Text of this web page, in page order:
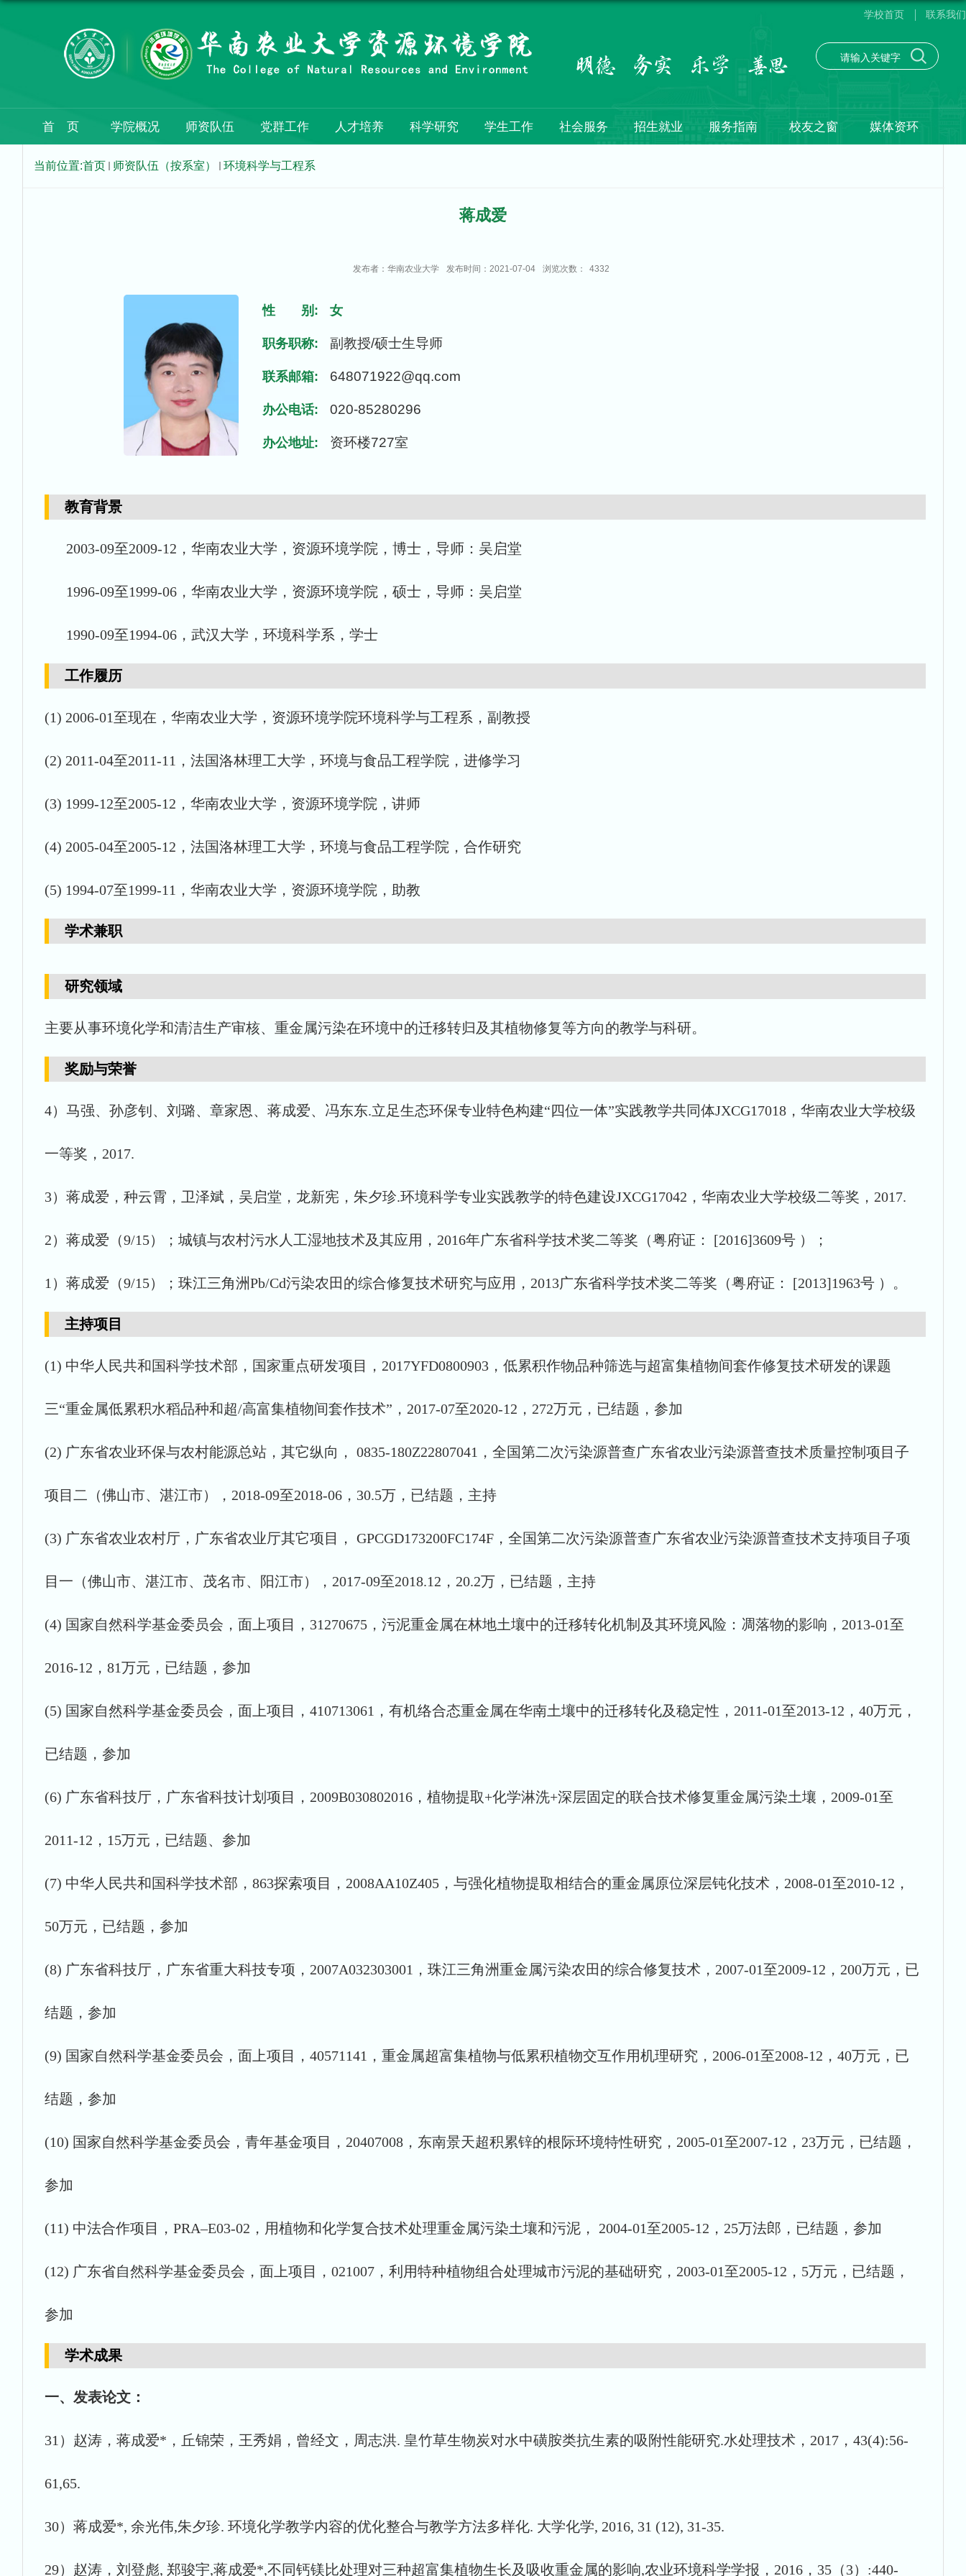
学校首页 联系我们
首 页 学院概况 师资队伍 党群工作 人才培养 科学研究 学生工作 社会服务 招生就业 服务指南 校友之窗 媒体资环
当前位置:首页 师资队伍（按系室） 环境科学与工程系
蒋成爱
发布者：华南农业大学 发布时间：2021-07-04 浏览次数： 4332
性 别: 女
职务职称: 副教授/硕士生导师
联系邮箱: 648071922@qq.com
办公电话: 020-85280296
办公地址: 资环楼727室
教育背景
2003-09至2009-12，华南农业大学，资源环境学院，博士，导师：吴启堂
1996-09至1999-06，华南农业大学，资源环境学院，硕士，导师：吴启堂
1990-09至1994-06，武汉大学，环境科学系，学士
工作履历
(1) 2006-01至现在，华南农业大学，资源环境学院环境科学与工程系，副教授
(2) 2011-04至2011-11，法国洛林理工大学，环境与食品工程学院，进修学习
(3) 1999-12至2005-12，华南农业大学，资源环境学院，讲师
(4) 2005-04至2005-12，法国洛林理工大学，环境与食品工程学院，合作研究
(5) 1994-07至1999-11，华南农业大学，资源环境学院，助教
学术兼职
研究领域
主要从事环境化学和清洁生产审核、重金属污染在环境中的迁移转归及其植物修复等方向的教学与科研。
奖励与荣誉
4）马强、孙彦钊、刘璐、章家恩、蒋成爱、冯东东.立足生态环保专业特色构建“四位一体”实践教学共同体JXCG17018，华南农业大学校级
一等奖，2017.
3）蒋成爱，种云霄，卫泽斌，吴启堂，龙新宪，朱夕珍.环境科学专业实践教学的特色建设JXCG17042，华南农业大学校级二等奖，2017.
2）蒋成爱（9/15）；城镇与农村污水人工湿地技术及其应用，2016年广东省科学技术奖二等奖（粤府证： [2016]3609号 ）；
1）蒋成爱（9/15）；珠江三角洲Pb/Cd污染农田的综合修复技术研究与应用，2013广东省科学技术奖二等奖（粤府证： [2013]1963号 ）。
主持项目
(1) 中华人民共和国科学技术部，国家重点研发项目，2017YFD0800903，低累积作物品种筛选与超富集植物间套作修复技术研发的课题
三“重金属低累积水稻品种和超/高富集植物间套作技术”，2017-07至2020-12，272万元，已结题，参加
(2) 广东省农业环保与农村能源总站，其它纵向， 0835-180Z22807041，全国第二次污染源普查广东省农业污染源普查技术质量控制项目子
项目二（佛山市、湛江市），2018-09至2018-06，30.5万，已结题，主持
(3) 广东省农业农村厅，广东省农业厅其它项目， GPCGD173200FC174F，全国第二次污染源普查广东省农业污染源普查技术支持项目子项
目一（佛山市、湛江市、茂名市、阳江市），2017-09至2018.12，20.2万，已结题，主持
(4) 国家自然科学基金委员会，面上项目，31270675，污泥重金属在林地土壤中的迁移转化机制及其环境风险：凋落物的影响，2013-01至
2016-12，81万元，已结题，参加
(5) 国家自然科学基金委员会，面上项目，410713061，有机络合态重金属在华南土壤中的迁移转化及稳定性，2011-01至2013-12，40万元，
已结题，参加
(6) 广东省科技厅，广东省科技计划项目，2009B030802016，植物提取+化学淋洗+深层固定的联合技术修复重金属污染土壤，2009-01至
2011-12，15万元，已结题、参加
(7) 中华人民共和国科学技术部，863探索项目，2008AA10Z405，与强化植物提取相结合的重金属原位深层钝化技术，2008-01至2010-12，
50万元，已结题，参加
(8) 广东省科技厅，广东省重大科技专项，2007A032303001，珠江三角洲重金属污染农田的综合修复技术，2007-01至2009-12，200万元，已
结题，参加
(9) 国家自然科学基金委员会，面上项目，40571141，重金属超富集植物与低累积植物交互作用机理研究，2006-01至2008-12，40万元，已
结题，参加
(10) 国家自然科学基金委员会，青年基金项目，20407008，东南景天超积累锌的根际环境特性研究，2005-01至2007-12，23万元，已结题，
参加
(11) 中法合作项目，PRA–E03-02，用植物和化学复合技术处理重金属污染土壤和污泥， 2004-01至2005-12，25万法郎，已结题，参加
(12) 广东省自然科学基金委员会，面上项目，021007，利用特种植物组合处理城市污泥的基础研究，2003-01至2005-12，5万元，已结题，
参加
学术成果
一、发表论文：
31）赵涛，蒋成爱*，丘锦荣，王秀娟，曾经文，周志洪. 皇竹草生物炭对水中磺胺类抗生素的吸附性能研究.水处理技术，2017，43(4):56-
61,65.
30）蒋成爱*, 余光伟,朱夕珍. 环境化学教学内容的优化整合与教学方法多样化. 大学化学, 2016, 31 (12), 31-35.
29）赵涛，刘登彪, 郑骏宇,蒋成爱*,不同钙镁比处理对三种超富集植物生长及吸收重金属的影响,农业环境科学学报，2016，35（3）:440-